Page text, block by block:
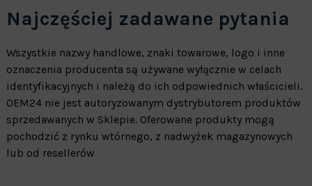
Najczęściej zadawane pytania
Wszystkie nazwy handlowe, znaki towarowe, logo i inne
oznaczenia producenta są używane wyłącznie w celach
identyfikacyjnych i należą do ich odpowiednich właścicieli.
OEM24 nie jest autoryzowanym dystrybutorem produktów
sprzedawanych w Sklepie. Oferowane produkty mogą
pochodzić z rynku wtórnego, z nadwyżek magazynowych
lub od resellerów